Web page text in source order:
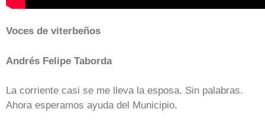
Voces de viterbeños
Andrés Felipe Taborda
La corriente casi se me lleva la esposa. Sin palabras.
Ahora esperamos ayuda del Municipio.